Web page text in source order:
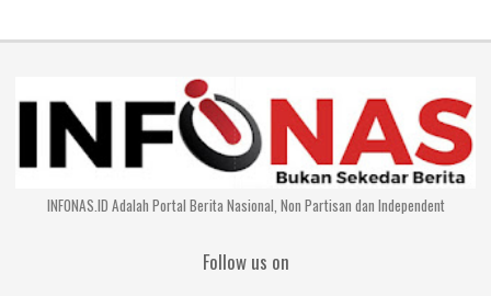
INFONAS.ID Adalah Portal Berita Nasional, Non Partisan dan Independent
Follow us on